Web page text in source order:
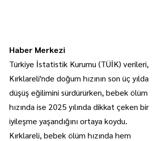
Haber Merkezi
Türkiye İstatistik Kurumu (TÜİK) verileri,
Kırklareli'nde doğum hızının son üç yılda
düşüş eğilimini sürdürürken, bebek ölüm
hızında ise 2025 yılında dikkat çeken bir
iyileşme yaşandığını ortaya koydu.
Kırklareli, bebek ölüm hızında hem